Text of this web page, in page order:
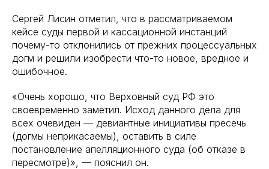
Сергей Лисин отметил, что в рассматриваемом
кейсе суды первой и кассационной инстанций
почему-то отклонились от прежних процессуальных
догм и решили изобрести что-то новое, вредное и
ошибочное.
«Очень хорошо, что Верховный суд РФ это
своевременно заметил. Исход данного дела для
всех очевиден — девиантные инициативы пресечь
(догмы неприкасаемы), оставить в силе
постановление апелляционного суда (об отказе в
пересмотре)», — пояснил он.